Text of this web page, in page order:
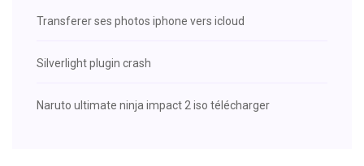
Transferer ses photos iphone vers icloud
Silverlight plugin crash
Naruto ultimate ninja impact 2 iso télécharger